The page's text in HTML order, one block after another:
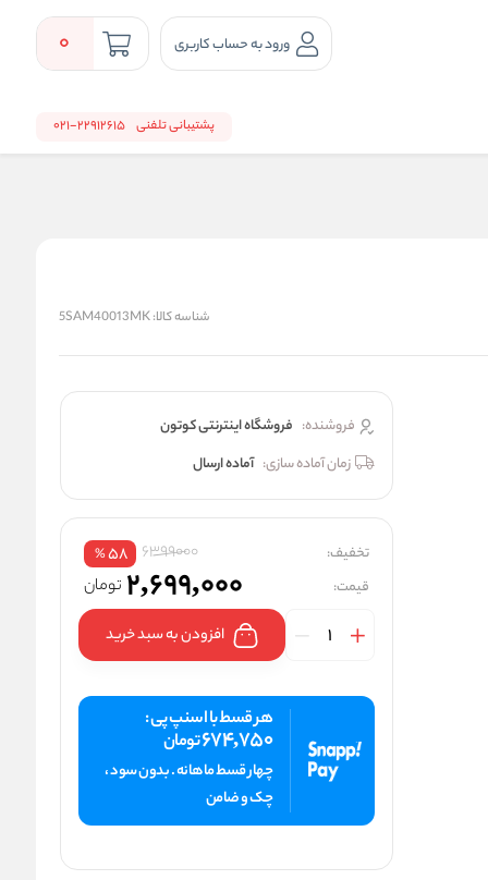
ورود به حساب کاربری 0
پشتیبانی تلفنی 22912615-021
شناسه کالا:5SAM40013MK
فروشنده: فروشگاه اینترنتی کوتون
زمان آماده سازی: آماده ارسال
تخفیف: 6399000
58
%
قیمت: 2,699,000 تومان
افزودن به سبد خرید
هر قسط با اسنپ پی :
674,750تومان
چهار قسط ماهانه . بدون سود ،
چک و ضامن